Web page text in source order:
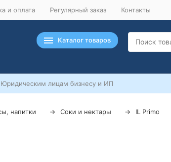
и оплата Регулярный заказ Контакты
Каталог товаров
Юридическим лицам бизнесу и ИП
напитки Соки и нектары IL Primo